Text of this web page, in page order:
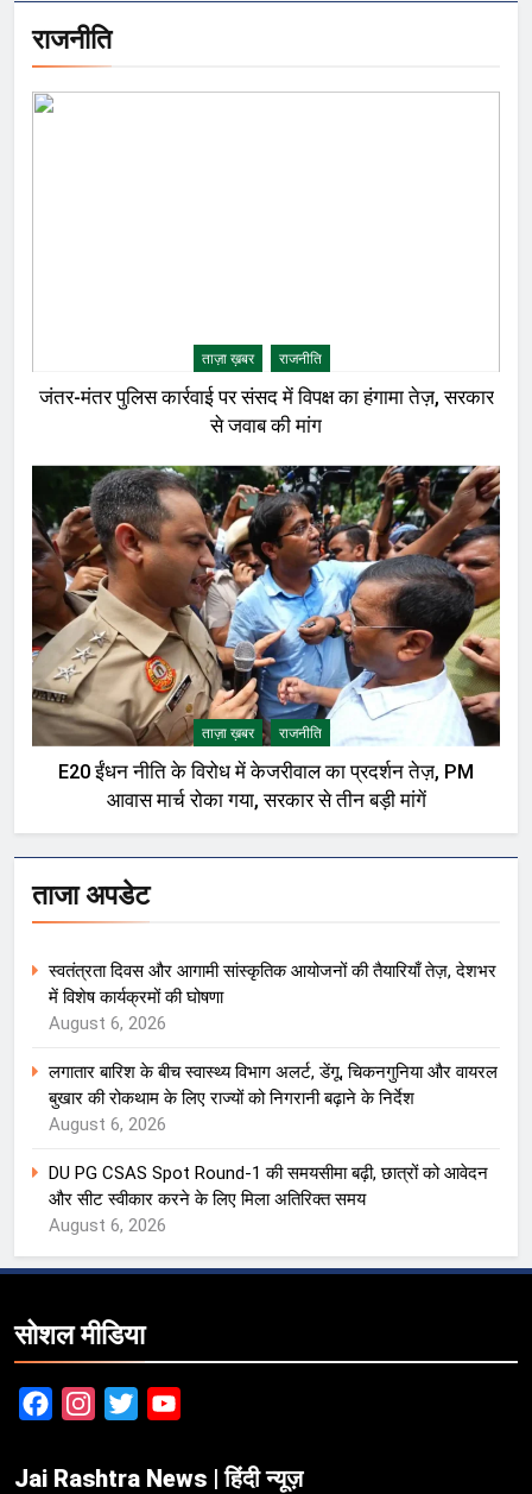
राजनीति
ताज़ा ख़बर राजनीति
जंतर-मंतर पुलिस कार्रवाई पर संसद में विपक्ष का हंगामा तेज़, सरकार
से जवाब की मांग
ताज़ा ख़बर राजनीति
E20 ईंधन नीति के विरोध में केजरीवाल का प्रदर्शन तेज़, PM
आवास मार्च रोका गया, सरकार से तीन बड़ी मांगें
ताजा अपडेट
स्वतंत्रता दिवस और आगामी सांस्कृतिक आयोजनों की तैयारियाँ तेज़, देशभर
में विशेष कार्यक्रमों की घोषणा
August 6, 2026
लगातार बारिश के बीच स्वास्थ्य विभाग अलर्ट, डेंगू, चिकनगुनिया और वायरल
बुखार की रोकथाम के लिए राज्यों को निगरानी बढ़ाने के निर्देश
August 6, 2026
DU PG CSAS Spot Round-1 की समयसीमा बढ़ी, छात्रों को आवेदन
और सीट स्वीकार करने के लिए मिला अतिरिक्त समय
August 6, 2026
सोशल मीडिया
FacebookInstagram
Twitter
Jai Rashtra News | हिंदी न्यूज़